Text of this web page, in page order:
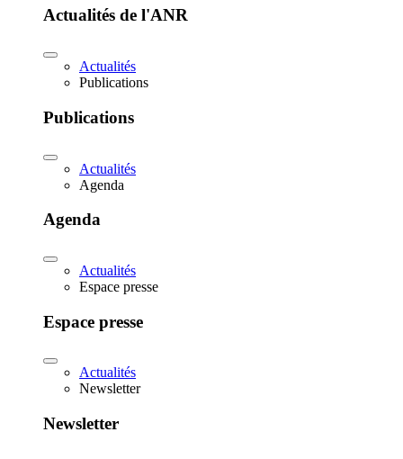
Actualités de l'ANR
Actualités
Publications
Publications
Actualités
Agenda
Agenda
Actualités
Espace presse
Espace presse
Actualités
Newsletter
Newsletter